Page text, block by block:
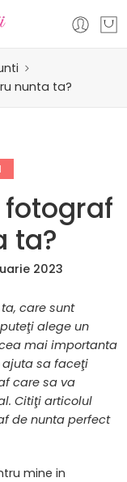
nunta ta?
ta?
2023
care sunt
alege un
mai importanta
ajuta sa faceţi
care sa va
Citiţi articolul
de nunta perfect
mine in